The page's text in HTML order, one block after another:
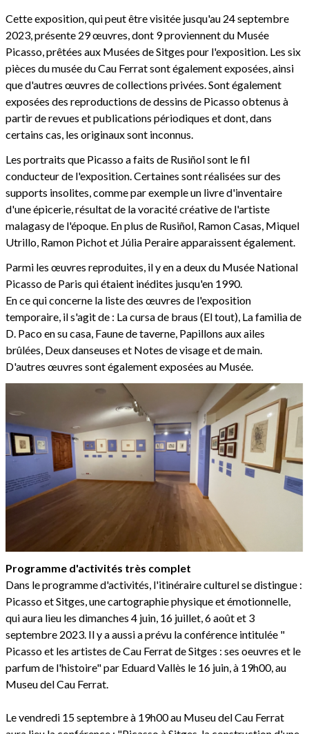
Cette exposition, qui peut être visitée jusqu'au 24 septembre
2023, présente 29 œuvres, dont 9 proviennent du Musée
Picasso, prêtées aux Musées de Sitges pour l'exposition. Les six
pièces du musée du Cau Ferrat sont également exposées, ainsi
que d'autres œuvres de collections privées. Sont également
exposées des reproductions de dessins de Picasso obtenus à
partir de revues et publications périodiques et dont, dans
certains cas, les originaux sont inconnus.
Les portraits que Picasso a faits de Rusiñol sont le fil
conducteur de l'exposition. Certaines sont réalisées sur des
supports insolites, comme par exemple un livre d'inventaire
d'une épicerie, résultat de la voracité créative de l'artiste
malagasy de l'époque. En plus de Rusiñol, Ramon Casas, Miquel
Utrillo, Ramon Pichot et Júlia Peraire apparaissent également.
Parmi les œuvres reproduites, il y en a deux du Musée National
Picasso de Paris qui étaient inédites jusqu'en 1990.
En ce qui concerne la liste des œuvres de l'exposition
temporaire, il s'agit de : La cursa de braus (El tout), La familia de
D. Paco en su casa, Faune de taverne, Papillons aux ailes
brûlées, Deux danseuses et Notes de visage et de main.
D'autres œuvres sont également exposées au Musée.
Programme d'activités très complet
Dans le programme d'activités, l'itinéraire culturel se distingue :
Picasso et Sitges, une cartographie physique et émotionnelle,
qui aura lieu les dimanches 4 juin, 16 juillet, 6 août et 3
septembre 2023. Il y a aussi a prévu la conférence intitulée "
Picasso et les artistes de Cau Ferrat de Sitges : ses oeuvres et le
parfum de l'histoire" par Eduard Vallès le 16 juin, à 19h00, au
Museu del Cau Ferrat.
Le vendredi 15 septembre à 19h00 au Museu del Cau Ferrat